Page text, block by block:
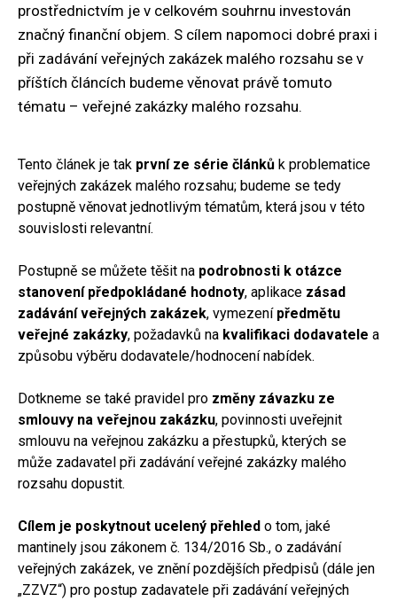
prostřednictvím je v celkovém souhrnu investován
značný finanční objem. S cílem napomoci dobré praxi i
při zadávání veřejných zakázek malého rozsahu se v
příštích článcích budeme věnovat právě tomuto
tématu – veřejné zakázky malého rozsahu.
Tento článek je tak první ze série článků k problematice
veřejných zakázek malého rozsahu; budeme se tedy
postupně věnovat jednotlivým tématům, která jsou v této
souvislosti relevantní.
Postupně se můžete těšit na podrobnosti k otázce
stanovení předpokládané hodnoty, aplikace zásad
zadávání veřejných zakázek, vymezení předmětu
veřejné zakázky, požadavků na kvalifikaci dodavatele a
způsobu výběru dodavatele/hodnocení nabídek.
Dotkneme se také pravidel pro změny závazku ze
smlouvy na veřejnou zakázku, povinnosti uveřejnit
smlouvu na veřejnou zakázku a přestupků, kterých se
může zadavatel při zadávání veřejné zakázky malého
rozsahu dopustit.
Cílem je poskytnout ucelený přehled o tom, jaké
mantinely jsou zákonem č. 134/2016 Sb., o zadávání
veřejných zakázek, ve znění pozdějších předpisů (dále jen
„ZZVZ“) pro postup zadavatele při zadávání veřejných